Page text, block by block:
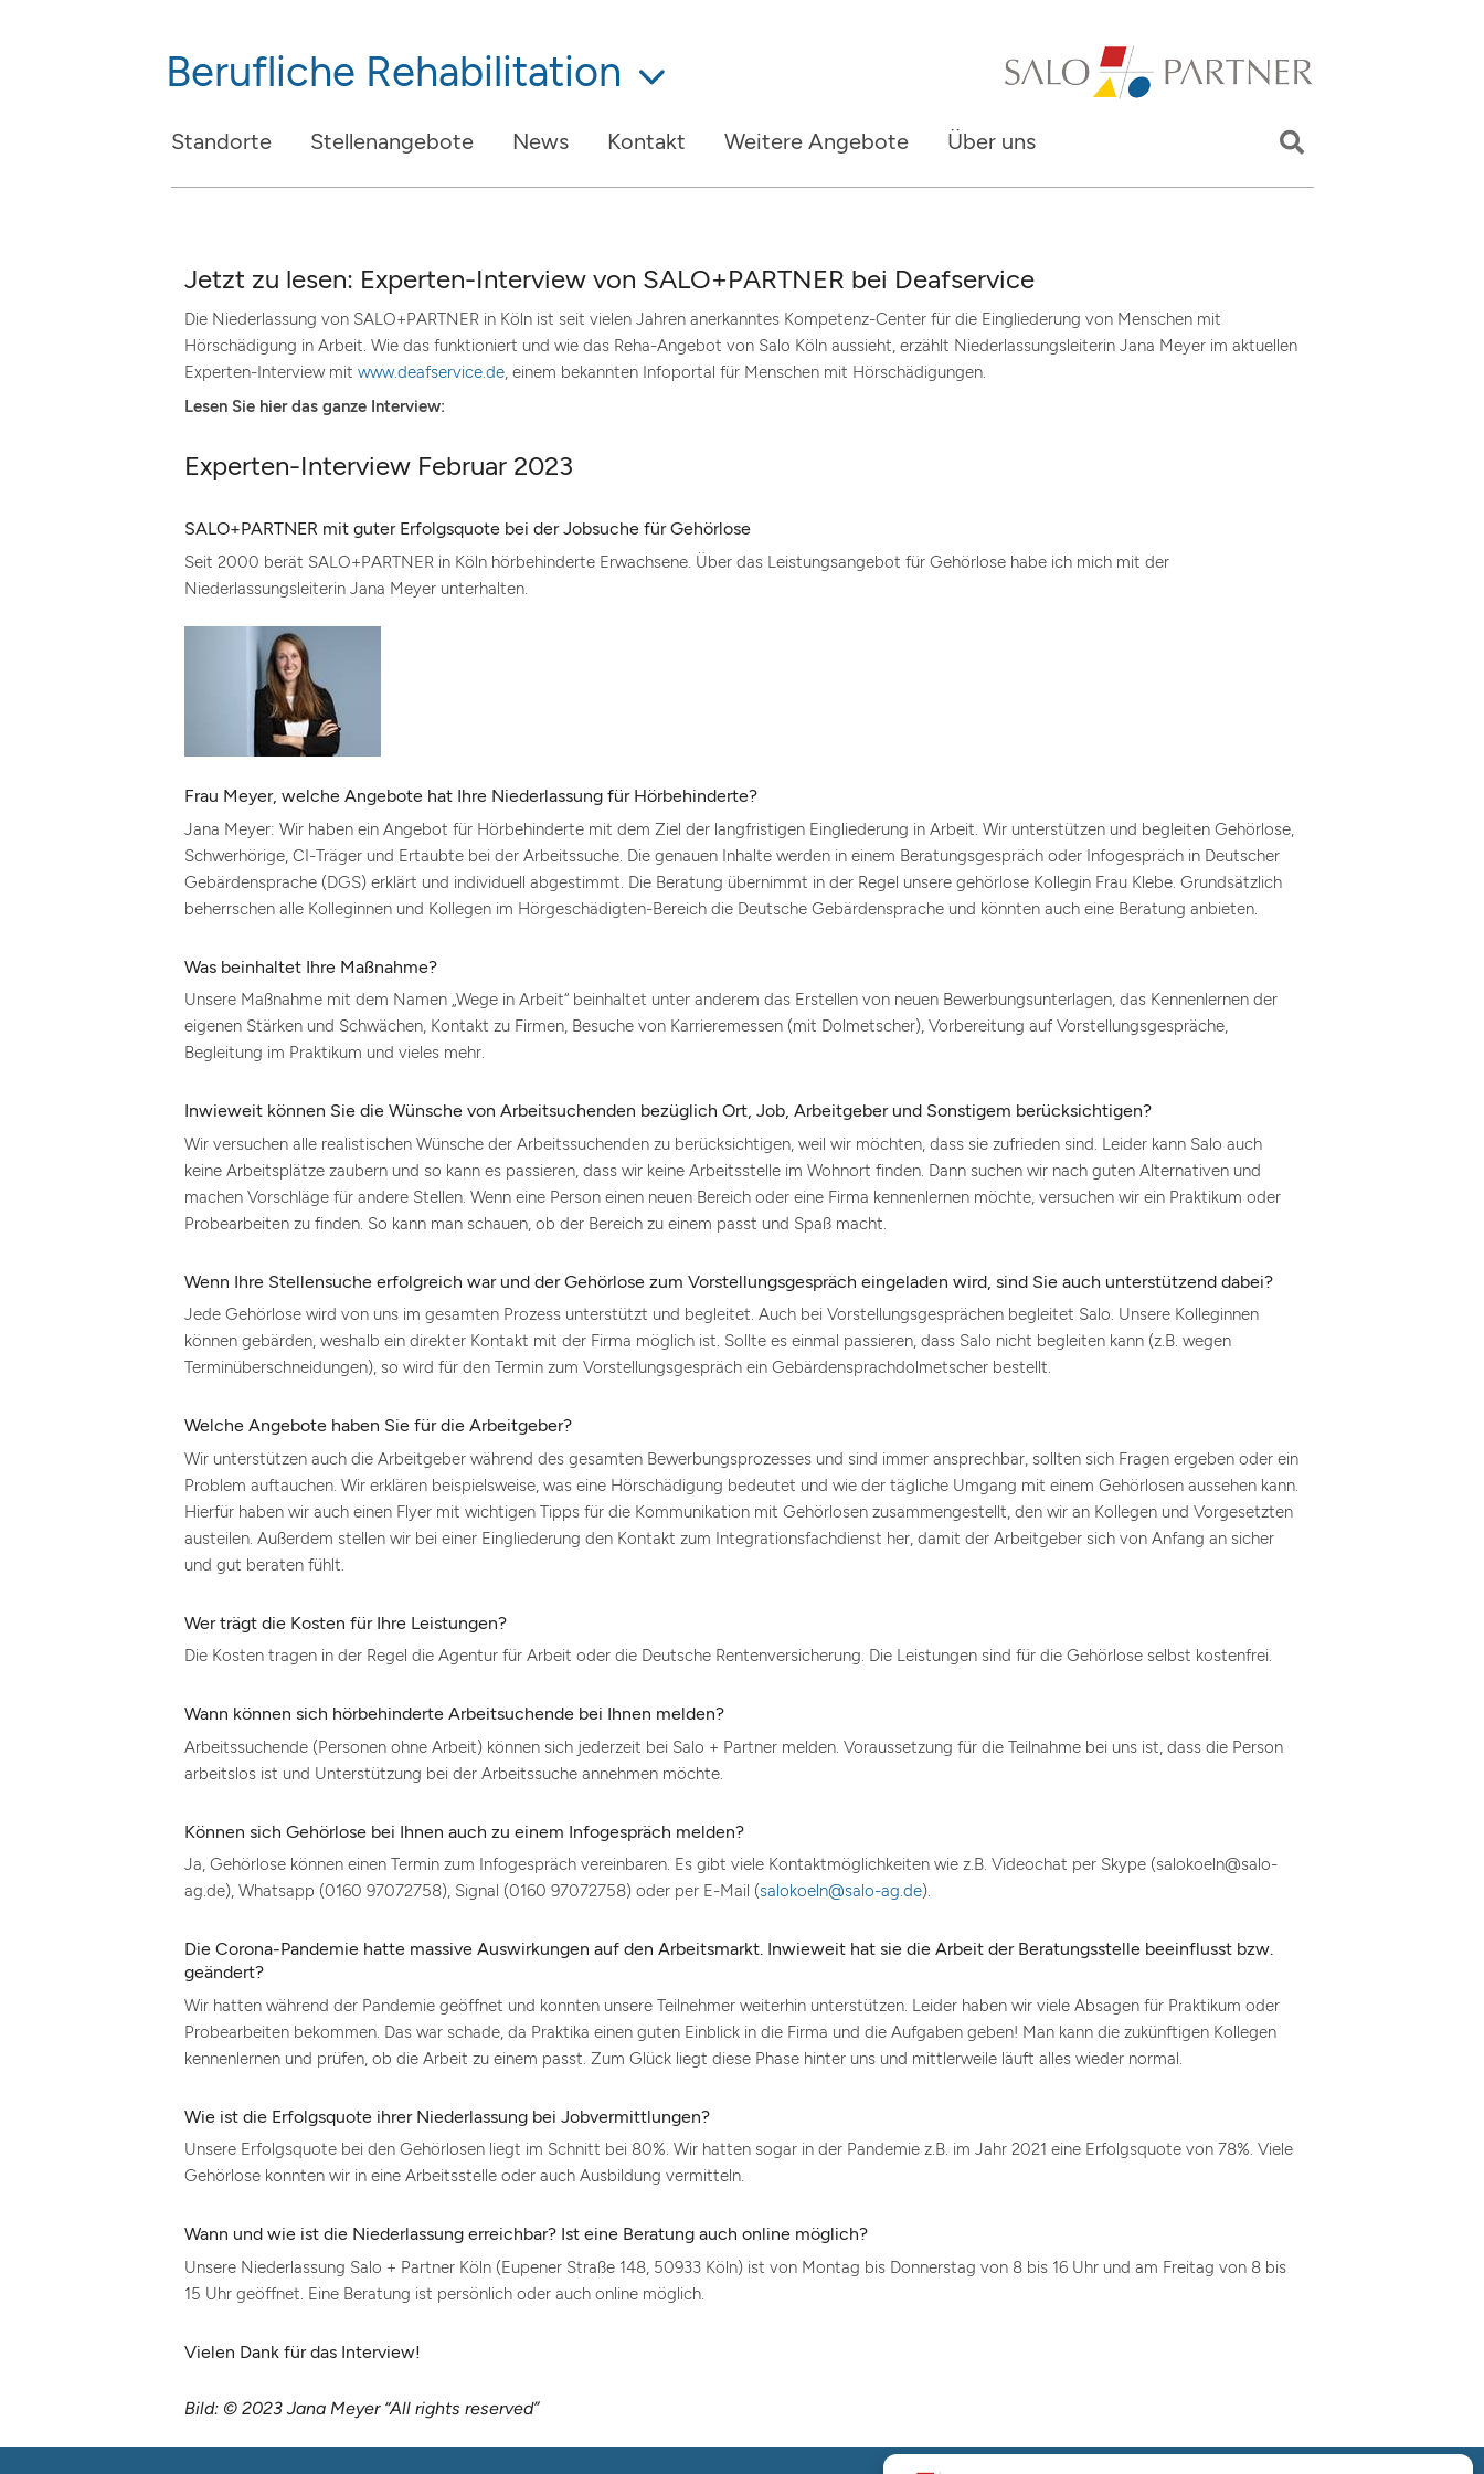
Berufliche Rehabilitation
Standorte Stellenangebote News Kontakt Weitere Angebote Über uns
Jetzt zu lesen: Experten-Interview von SALO+PARTNER bei Deafservice
Die Niederlassung von SALO+PARTNER in Köln ist seit vielen Jahren anerkanntes Kompetenz-Center für die Eingliederung von Menschen mit
Hörschädigung in Arbeit. Wie das funktioniert und wie das Reha-Angebot von Salo Köln aussieht, erzählt Niederlassungsleiterin Jana Meyer im aktuellen
Experten-Interview mit www.deafservice.de , einem bekannten Infoportal für Menschen mit Hörschädigungen.
Lesen Sie hier das ganze Interview:
Experten-Interview Februar 2023
SALO+PARTNER mit guter Erfolgsquote bei der Jobsuche für Gehörlose
Seit 2000 berät SALO+PARTNER in Köln hörbehinderte Erwachsene. Über das Leistungsangebot für Gehörlose habe ich mich mit der
Niederlassungsleiterin Jana Meyer unterhalten.
Frau Meyer, welche Angebote hat Ihre Niederlassung für Hörbehinderte?
Jana Meyer: Wir haben ein Angebot für Hörbehinderte mit dem Ziel der langfristigen Eingliederung in Arbeit. Wir unterstützen und begleiten Gehörlose,
Schwerhörige, CI-Träger und Ertaubte bei der Arbeitssuche. Die genauen Inhalte werden in einem Beratungsgespräch oder Infogespräch in Deutscher
Gebärdensprache (DGS) erklärt und individuell abgestimmt. Die Beratung übernimmt in der Regel unsere gehörlose Kollegin Frau Klebe. Grundsätzlich
beherrschen alle Kolleginnen und Kollegen im Hörgeschädigten-Bereich die Deutsche Gebärdensprache und könnten auch eine Beratung anbieten.
Was beinhaltet Ihre Maßnahme?
Unsere Maßnahme mit dem Namen „Wege in Arbeit“ beinhaltet unter anderem das Erstellen von neuen Bewerbungsunterlagen, das Kennenlernen der
eigenen Stärken und Schwächen, Kontakt zu Firmen, Besuche von Karrieremessen (mit Dolmetscher), Vorbereitung auf Vorstellungsgespräche,
Begleitung im Praktikum und vieles mehr.
Inwieweit können Sie die Wünsche von Arbeitsuchenden bezüglich Ort, Job, Arbeitgeber und Sonstigem berücksichtigen?
Wir versuchen alle realistischen Wünsche der Arbeitssuchenden zu berücksichtigen, weil wir möchten, dass sie zufrieden sind. Leider kann Salo auch
keine Arbeitsplätze zaubern und so kann es passieren, dass wir keine Arbeitsstelle im Wohnort finden. Dann suchen wir nach guten Alternativen und
machen Vorschläge für andere Stellen. Wenn eine Person einen neuen Bereich oder eine Firma kennenlernen möchte, versuchen wir ein Praktikum oder
Probearbeiten zu finden. So kann man schauen, ob der Bereich zu einem passt und Spaß macht.
Wenn Ihre Stellensuche erfolgreich war und der Gehörlose zum Vorstellungsgespräch eingeladen wird, sind Sie auch unterstützend dabei?
Jede Gehörlose wird von uns im gesamten Prozess unterstützt und begleitet. Auch bei Vorstellungsgesprächen begleitet Salo. Unsere Kolleginnen
können gebärden, weshalb ein direkter Kontakt mit der Firma möglich ist. Sollte es einmal passieren, dass Salo nicht begleiten kann (z.B. wegen
Terminüberschneidungen), so wird für den Termin zum Vorstellungsgespräch ein Gebärdensprachdolmetscher bestellt.
Welche Angebote haben Sie für die Arbeitgeber?
Wir unterstützen auch die Arbeitgeber während des gesamten Bewerbungsprozesses und sind immer ansprechbar, sollten sich Fragen ergeben oder ein
Problem auftauchen. Wir erklären beispielsweise, was eine Hörschädigung bedeutet und wie der tägliche Umgang mit einem Gehörlosen aussehen kann.
Hierfür haben wir auch einen Flyer mit wichtigen Tipps für die Kommunikation mit Gehörlosen zusammengestellt, den wir an Kollegen und Vorgesetzten
austeilen. Außerdem stellen wir bei einer Eingliederung den Kontakt zum Integrationsfachdienst her, damit der Arbeitgeber sich von Anfang an sicher
und gut beraten fühlt.
Wer trägt die Kosten für Ihre Leistungen?
Die Kosten tragen in der Regel die Agentur für Arbeit oder die Deutsche Rentenversicherung. Die Leistungen sind für die Gehörlose selbst kostenfrei.
Wann können sich hörbehinderte Arbeitsuchende bei Ihnen melden?
Arbeitssuchende (Personen ohne Arbeit) können sich jederzeit bei Salo + Partner melden. Voraussetzung für die Teilnahme bei uns ist, dass die Person
arbeitslos ist und Unterstützung bei der Arbeitssuche annehmen möchte.
Können sich Gehörlose bei Ihnen auch zu einem Infogespräch melden?
Ja, Gehörlose können einen Termin zum Infogespräch vereinbaren. Es gibt viele Kontaktmöglichkeiten wie z.B. Videochat per Skype (salokoeln@salo-
ag.de), Whatsapp (0160 97072758), Signal (0160 97072758) oder per E-Mail (salokoeln@salo-ag.de).
Die Corona-Pandemie hatte massive Auswirkungen auf den Arbeitsmarkt. Inwieweit hat sie die Arbeit der Beratungsstelle beeinflusst bzw.
geändert?
Wir hatten während der Pandemie geöffnet und konnten unsere Teilnehmer weiterhin unterstützen. Leider haben wir viele Absagen für Praktikum oder
Probearbeiten bekommen. Das war schade, da Praktika einen guten Einblick in die Firma und die Aufgaben geben! Man kann die zukünftigen Kollegen
kennenlernen und prüfen, ob die Arbeit zu einem passt. Zum Glück liegt diese Phase hinter uns und mittlerweile läuft alles wieder normal.
Wie ist die Erfolgsquote ihrer Niederlassung bei Jobvermittlungen?
Unsere Erfolgsquote bei den Gehörlosen liegt im Schnitt bei 80%. Wir hatten sogar in der Pandemie z.B. im Jahr 2021 eine Erfolgsquote von 78%. Viele
Gehörlose konnten wir in eine Arbeitsstelle oder auch Ausbildung vermitteln.
Wann und wie ist die Niederlassung erreichbar? Ist eine Beratung auch online möglich?
Unsere Niederlassung Salo + Partner Köln (Eupener Straße 148, 50933 Köln) ist von Montag bis Donnerstag von 8 bis 16 Uhr und am Freitag von 8 bis
15 Uhr geöffnet. Eine Beratung ist persönlich oder auch online möglich.
Vielen Dank für das Interview!
Bild: © 2023 Jana Meyer “All rights reserved”